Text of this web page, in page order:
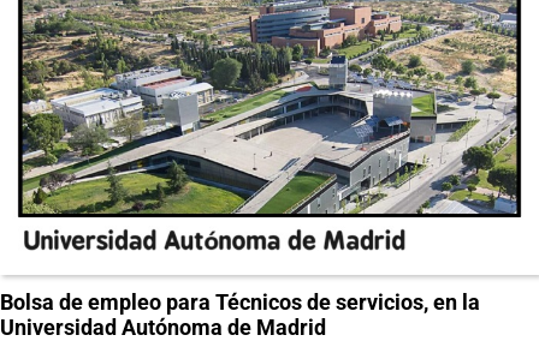
Bolsa de empleo para Técnicos de servicios, en la
Universidad Autónoma de Madrid